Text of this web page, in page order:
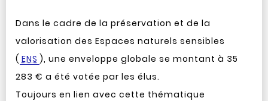
Dans le cadre de la préservation et de la
valorisation des Espaces naturels sensibles
( ENS ), une enveloppe globale se montant à 35
283 € a été votée par les élus.
Toujours en lien avec cette thématique